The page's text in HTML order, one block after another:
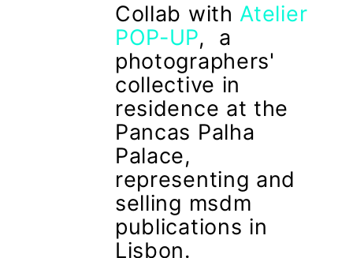
Collab withAtelier
POP-UP, a
photographers'
collective in
residence at the
Pancas Palha
Palace,
representing and
selling msdm
publications in
Lisbon.